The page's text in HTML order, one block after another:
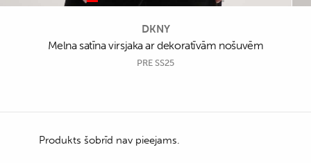
DKNY
Melna satīna virsjaka ar dekoratīvām nošuvēm
PRE SS25
Produkts šobrīd nav pieejams.